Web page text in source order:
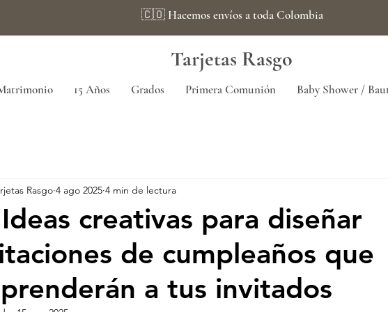
🇨🇴 Hacemos envíos a toda Colombia
Tarjetas Rasgo
15 Años Grados Primera Comunión Baby Shower /
creativas para diseñar
de cumpleaños que
a tus invitados
Rasgo 4 ago 2025 4 min de lectura